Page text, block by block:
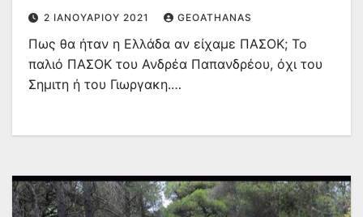
2 ΙΑΝΟΥΑΡΊΟΥ 2021 GEOATHANAS
Πως θα ήταν η Ελλάδα αν είχαμε ΠΑΣΟΚ; Το
παλιό ΠΑΣΟΚ του Ανδρέα Παπανδρέου, όχι του
Σημιτη ή του Γιωργακη.…